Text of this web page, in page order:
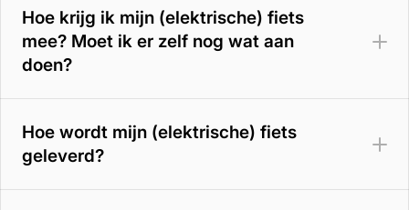
Hoe krijg ik mijn (elektrische) fiets
mee? Moet ik er zelf nog wat aan
doen?
Hoe wordt mijn (elektrische) fiets
geleverd?